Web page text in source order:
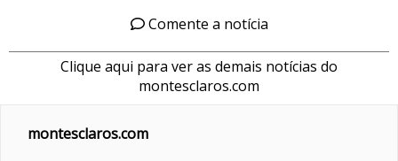
Comente a notícia
Clique aqui para ver as demais notícias do
montesclaros.com
montesclaros.com